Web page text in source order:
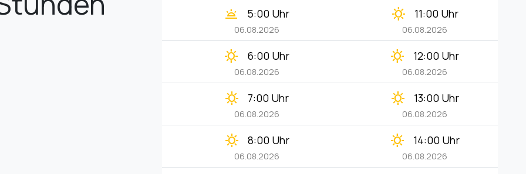
wb_twilight 5:00 Uhr
06.08.2026
clear_day 11:00 Uhr
06.08.2026
clear_day 6:00 Uhr
06.08.2026
clear_day 12:00 Uhr
06.08.2026
clear_day 7:00 Uhr
06.08.2026
clear_day 13:00 Uhr
06.08.2026
clear_day 8:00 Uhr
06.08.2026
clear_day 14:00 Uhr
06.08.2026